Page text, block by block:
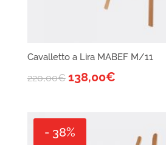
Cavalletto a Lira MABEF M/11
220,00€ 138,00€
- 38%